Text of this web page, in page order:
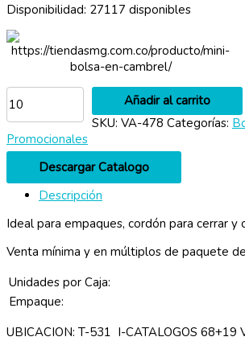
Disponibilidad: 27117 disponibles
https://tiendasmg.com.co/producto/mini-
bolsa-en-cambrel/
Añadir al carrito
SKU: VA-478 Categorías:
Promocionales
Descargar Catalogo
Descripción
Ideal para empaques, cordón para cerrar y
Venta mínima y en múltiplos de paquete
Unidades por Caja:
Empaque:
UBICACION: T-531 I-CATALOGOS 68+19